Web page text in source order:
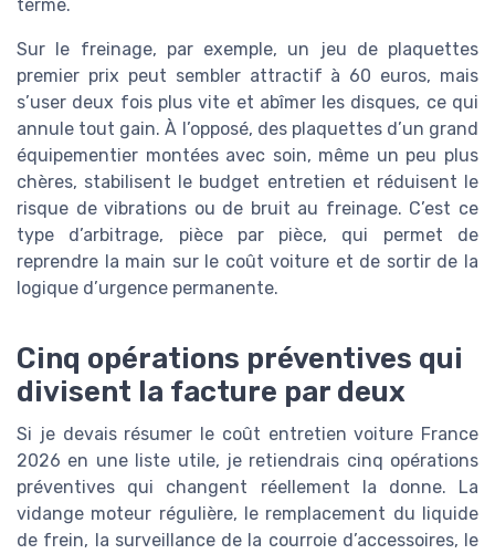
terme.
Sur le freinage, par exemple, un jeu de plaquettes
premier prix peut sembler attractif à 60 euros, mais
s’user deux fois plus vite et abîmer les disques, ce qui
annule tout gain. À l’opposé, des plaquettes d’un grand
équipementier montées avec soin, même un peu plus
chères, stabilisent le budget entretien et réduisent le
risque de vibrations ou de bruit au freinage. C’est ce
type d’arbitrage, pièce par pièce, qui permet de
reprendre la main sur le coût voiture et de sortir de la
logique d’urgence permanente.
Cinq opérations préventives qui
divisent la facture par deux
Si je devais résumer le coût entretien voiture France
2026 en une liste utile, je retiendrais cinq opérations
préventives qui changent réellement la donne. La
vidange moteur régulière, le remplacement du liquide
de frein, la surveillance de la courroie d’accessoires, le